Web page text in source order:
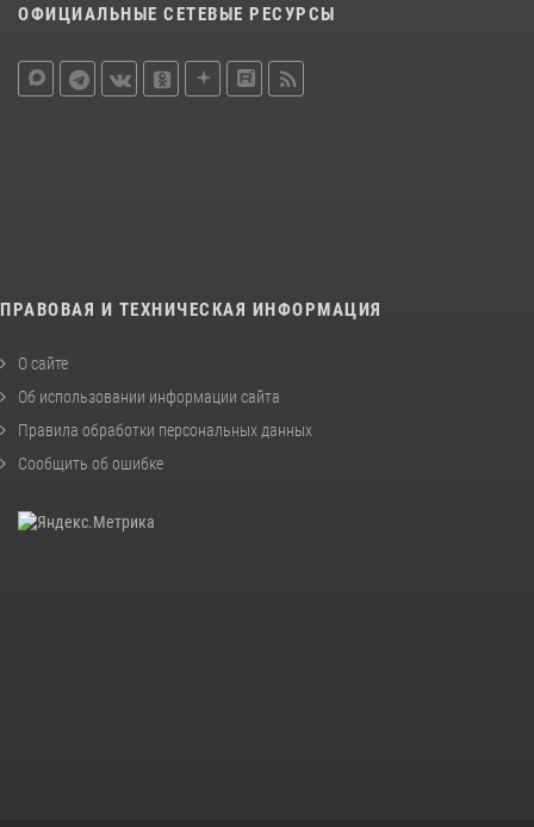
ОФИЦИАЛЬНЫЕ СЕТЕВЫЕ РЕСУРСЫ
ПРАВОВАЯ И ТЕХНИЧЕСКАЯ ИНФОРМАЦИЯ
О сайте
Об использовании информации сайта
Правила обработки персональных данных
Сообщить об ошибке